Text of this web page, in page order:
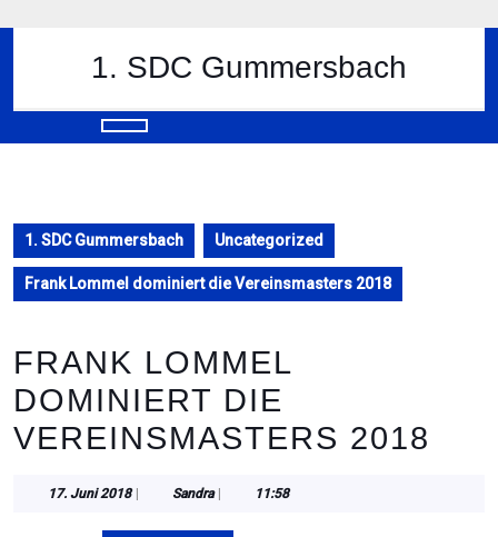
to
1. SDC Gummersbach
Button
1. SDC Gummersbach Uncategorized
Frank Lommel dominiert die Vereinsmasters 2018
FRANK LOMMEL
DOMINIERT DIE
VEREINSMASTERS 2018
17. Juni 201817.
2018
SandraSandra 11:58